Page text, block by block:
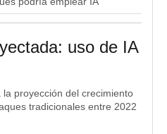
uso de IA
proyección del crecimiento
tradicionales entre 2022